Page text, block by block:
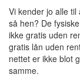
Vi kender jo alle
så hen? De
ikke gratis uden
gratis lån uden
nettet er ikke blot
samme.